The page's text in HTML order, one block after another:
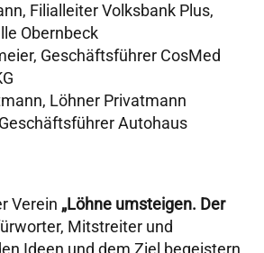
Filialleiter Volksbank Plus,
Obernbeck
Geschäftsführer CosMed
Löhner Privatmann
Autohaus
Verein „Löhne umsteigen. Der
Mitstreiter und
Ideen und dem Ziel begeistern